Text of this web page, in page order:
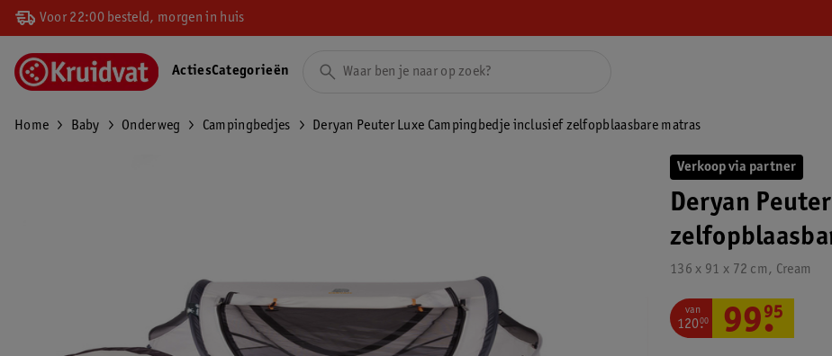
Voor 22:00 besteld, morgen in huis
ActiesCategorieën
Home Baby Onderweg Campingbedjes Deryan Peuter Luxe Campingbedje inclusief zelfopblaasbare matras
Verkoop via partner
Deryan
136 x 91 x 72 cm, Cream
van
120.
00 99.
95